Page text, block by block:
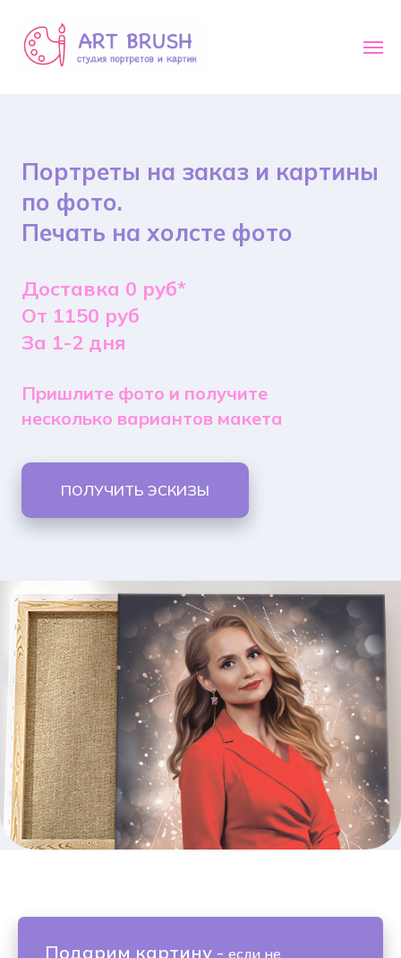
Портреты на заказ и картины
по фото.
Печать на холсте фото
Доставка 0 руб*
От 1150 руб
За 1-2 дня
Пришлите фото и получите
несколько вариантов макета
ПОЛУЧИТЬ ЭСКИЗЫ
Подарим картину - если не